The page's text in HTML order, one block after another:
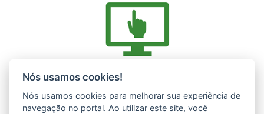
Nós usamos cookies!
Nós usamos cookies para melhorar sua experiência de
navegação no portal. Ao utilizar este site, você